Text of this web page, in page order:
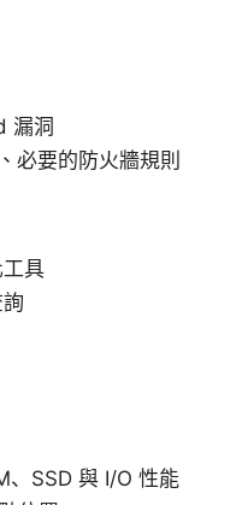
漏洞
必要的防火牆規則
具
、SSD 與 I/O 性能